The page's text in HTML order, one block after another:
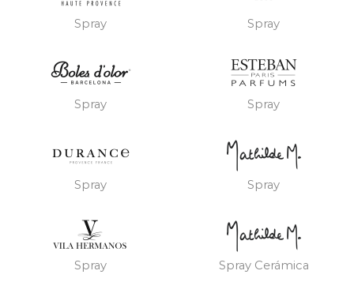
Spray Spray
Spray Spray
Spray Spray
Spray Spray Cerámica